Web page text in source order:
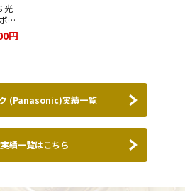
光
デ
円
(Panasonic)実績一覧
績一覧はこちら